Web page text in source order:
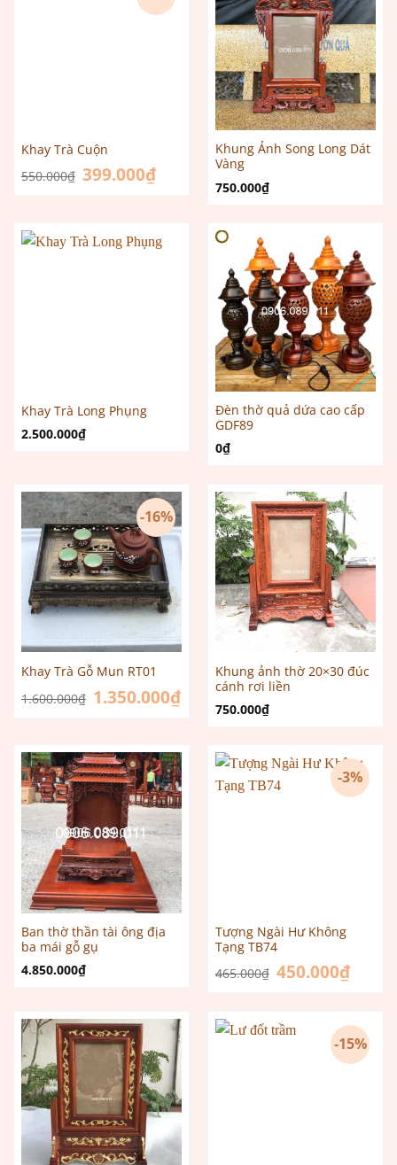
Khay Trà Cuộn
550.000₫ Giá
gốc
399.000₫Giá
hiện
Khung Ảnh Song Long Dát
Vàng
750.000₫
Khay Trà Long Phụng
2.500.000₫
Đèn thờ quả dứa cao cấp
GDF89
0₫
-16%
Khay Trà Gỗ Mun RT01
1.600.000₫ Giá
gốc
1.350.000₫Giá
hiện
Khung ảnh thờ 20×30 đúc
cánh rơi liền
750.000₫
Ban thờ thần tài ông địa
ba mái gỗ gụ
4.850.000₫
-3%
Tượng Ngài Hư Không
Tạng TB74
465.000₫ Giá
gốc
450.000₫Giá
hiện
-15%